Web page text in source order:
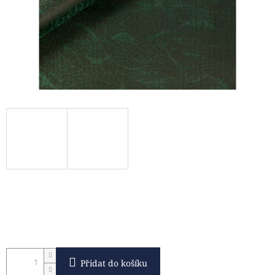
Přidat do košíku